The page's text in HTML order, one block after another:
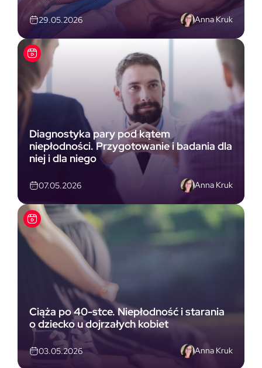
29.05.2026 Anna Kruk
Diagnostyka pary pod kątem
niepłodności. Przygotowanie i badania dla
niej i dla niego
07.05.2026 Anna Kruk
Ciąża po 40-stce. Niepłodność i starania
o dziecko u dojrzałych kobiet
03.05.2026 Anna Kruk